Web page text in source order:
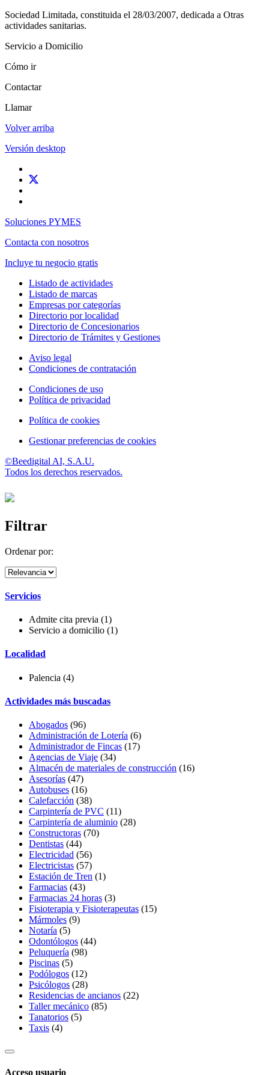
Sociedad Limitada, constituida el 28/03/2007, dedicada a Otras
actividades sanitarias.
Servicio a Domicilio
Cómo ir
Contactar
Llamar
Volver arriba
Versión desktop
Soluciones PYMES
Contacta con nosotros
Incluye tu negocio gratis
Listado de actividades
Listado de marcas
Empresas por categorías
Directorio por localidad
Directorio de Concesionarios
Directorio de Trámites y Gestiones
Aviso legal
Condiciones de contratación
Condiciones de uso
Política de privacidad
Política de cookies
Gestionar preferencias de cookies
©Beedigital AI, S.A.U.
Todos los derechos reservados.
Filtrar
Ordenar por:
Servicios
Admite cita previa (1)
Servicio a domicilio (1)
Localidad
Palencia (4)
Actividades más buscadas
Abogados (96)
Administración de Lotería (6)
Administrador de Fincas (17)
Agencias de Viaje (34)
Almacén de materiales de construcción (16)
Asesorías (47)
Autobuses (16)
Calefacción (38)
Carpintería de PVC (11)
Carpintería de aluminio (28)
Constructoras (70)
Dentistas (44)
Electricidad (56)
Electricistas (57)
Estación de Tren (1)
Farmacias (43)
Farmacias 24 horas (3)
Fisioterapia y Fisioterapeutas (15)
Mármoles (9)
Notaría (5)
Odontólogos (44)
Peluquería (98)
Piscinas (5)
Podólogos (12)
Psicólogos (28)
Residencias de ancianos (22)
Taller mecánico (85)
Tanatorios (5)
Taxis (4)
Acceso usuario